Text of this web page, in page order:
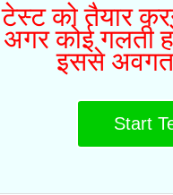
को तैयार
कोई गलती
इससे अवगत
Start